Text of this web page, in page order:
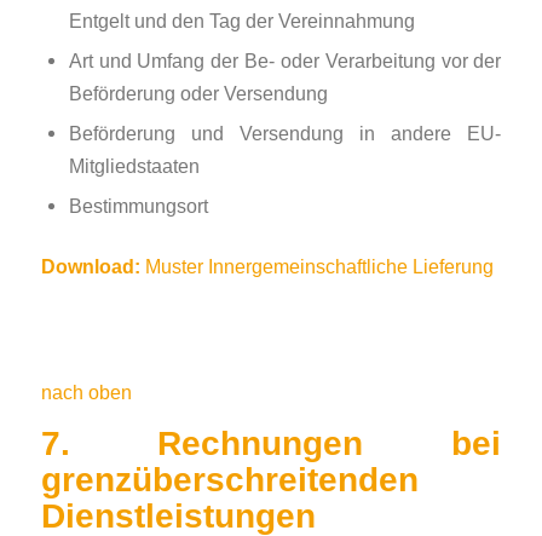
Entgelt und den Tag der Vereinnahmung
Art und Umfang der Be- oder Verarbeitung vor der
Beförderung oder Versendung
Beförderung und Versendung in andere EU-
Mitgliedstaaten
Bestimmungsort
Download: Muster Innergemeinschaftliche Lieferung
nach oben
7. Rechnungen bei
grenzüberschreitenden
Dienstleistungen